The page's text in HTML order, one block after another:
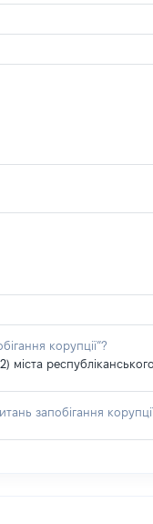
корупції”?
запобігання